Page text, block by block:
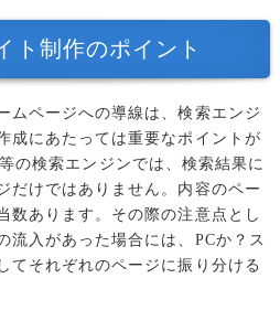
ト制作のポイント
ムページへの導線は、検索エンジ
成にあたっては重要なポイントが
の検索エンジンでは、検索結果に
だけではありません。内容のペー
数あります。その際の注意点とし
流入があった場合には、PCか？ス
てそれぞれのページに振り分ける